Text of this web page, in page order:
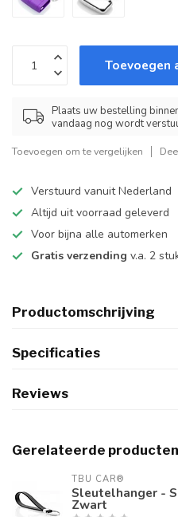
Toevoegen
Plaats uw bestelling
vandaag nog wordt
Toevoegen om te vergelijken
Verstuurd vanuit Nederland
Altijd uit voorraad geleverd
Voor bijna alle automerken
Gratis verzending v.a. 2
Productomschrijving
Specificaties
Reviews
Gerelateerde producten
TBU CAR®
Sleutelhanger -
Zwart